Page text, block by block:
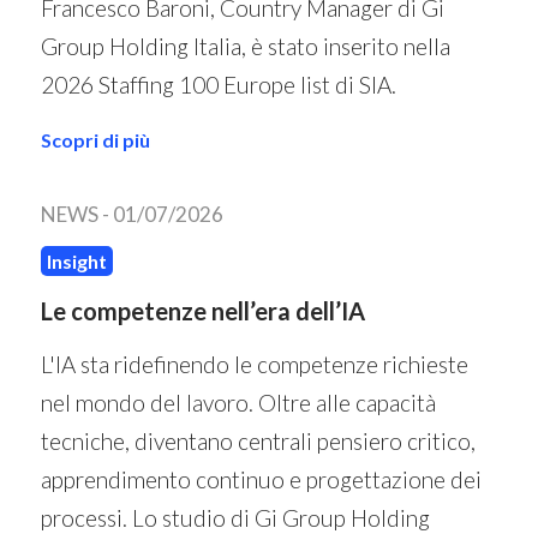
Francesco Baroni, Country Manager di Gi
Group Holding Italia, è stato inserito nella
2026 Staffing 100 Europe list di SIA.
Scopri di più
NEWS - 01/07/2026
Insight
Le competenze nell’era dell’IA
L'IA sta ridefinendo le competenze richieste
nel mondo del lavoro. Oltre alle capacità
tecniche, diventano centrali pensiero critico,
apprendimento continuo e progettazione dei
processi. Lo studio di Gi Group Holding